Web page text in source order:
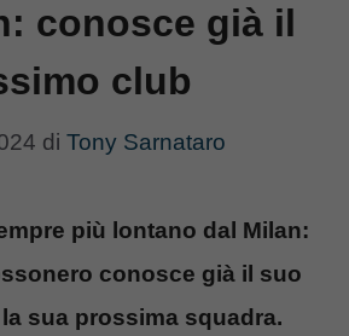
conosce già il
club
di Tony Sarnataro
più lontano dal Milan:
conosce già il suo
sua prossima squadra.